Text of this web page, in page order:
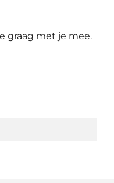
graag met je mee.